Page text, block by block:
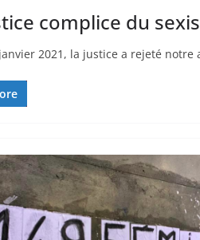
complice du
2021, la justice a rejeté notre